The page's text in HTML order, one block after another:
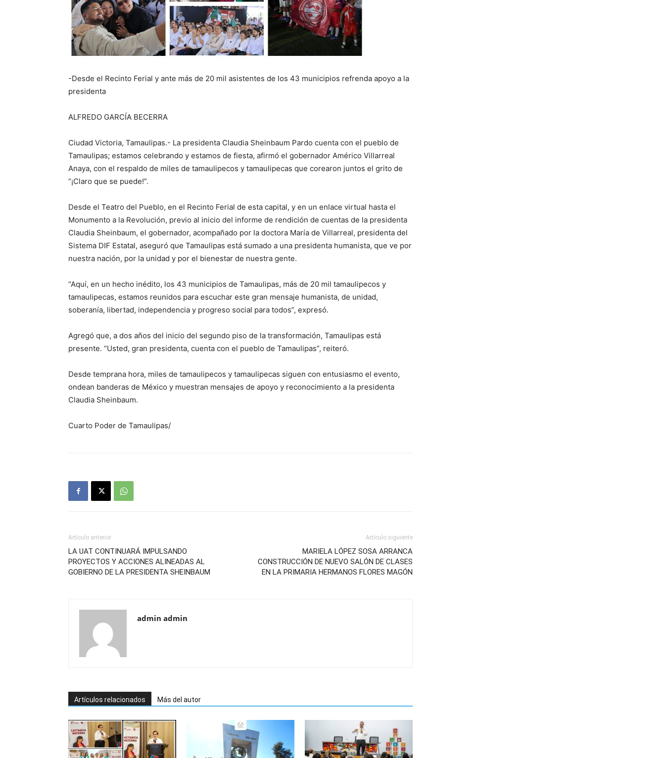
-Desde el Recinto Ferial y ante más de 20 mil asistentes de los 43 municipios refrenda apoyo a la
presidenta
ALFREDO GARCÍA BECERRA
Ciudad Victoria, Tamaulipas.- La presidenta Claudia Sheinbaum Pardo cuenta con el pueblo de
Tamaulipas; estamos celebrando y estamos de fiesta, afirmó el gobernador Américo Villarreal
Anaya, con el respaldo de miles de tamaulipecos y tamaulipecas que corearon juntos el grito de
“¡Claro que se puede!”.
Desde el Teatro del Pueblo, en el Recinto Ferial de esta capital, y en un enlace virtual hasta el
Monumento a la Revolución, previo al inicio del informe de rendición de cuentas de la presidenta
Claudia Sheinbaum, el gobernador, acompañado por la doctora María de Villarreal, presidenta del
Sistema DIF Estatal, aseguró que Tamaulipas está sumado a una presidenta humanista, que ve por
nuestra nación, por la unidad y por el bienestar de nuestra gente.
“Aquí, en un hecho inédito, los 43 municipios de Tamaulipas, más de 20 mil tamaulipecos y
tamaulipecas, estamos reunidos para escuchar este gran mensaje humanista, de unidad,
soberanía, libertad, independencia y progreso social para todos”, expresó.
Agregó que, a dos años del inicio del segundo piso de la transformación, Tamaulipas está
presente. “Usted, gran presidenta, cuenta con el pueblo de Tamaulipas”, reiteró.
Desde temprana hora, miles de tamaulipecos y tamaulipecas siguen con entusiasmo el evento,
ondean banderas de México y muestran mensajes de apoyo y reconocimiento a la presidenta
Claudia Sheinbaum.
Cuarto Poder de Tamaulipas/
Artículo anterior
LA UAT CONTINUARÁ IMPULSANDO
PROYECTOS Y ACCIONES ALINEADAS AL
GOBIERNO DE LA PRESIDENTA SHEINBAUM
Artículo siguiente
MARIELA LÓPEZ SOSA ARRANCA
CONSTRUCCIÓN DE NUEVO SALÓN DE CLASES
EN LA PRIMARIA HERMANOS FLORES MAGÓN
admin admin
Artículos relacionados Más del autor